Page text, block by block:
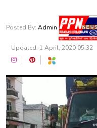
Posted By: Admin
Updated: 1 April, 2020 05:32